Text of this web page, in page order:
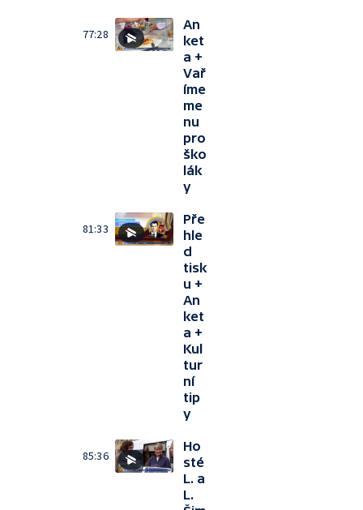
77:28
An
ket
a +
Vař
íme
me
nu
pro
ško
lák
y
81:33
Pře
hle
d
tisk
u +
An
ket
a +
Kul
tur
ní
tip
y
85:36
Ho
sté
L. a
L.